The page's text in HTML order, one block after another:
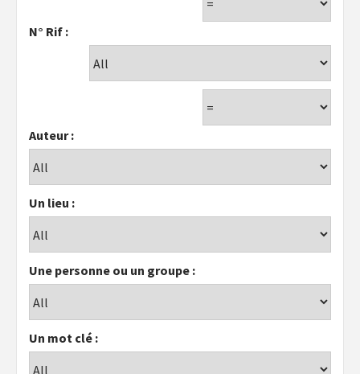
N° Rif :
Auteur :
Un lieu :
Une personne ou un groupe :
Un mot clé :